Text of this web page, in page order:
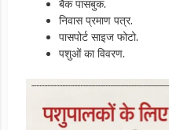
बैंक पासबुक.
निवास प्रमाण पत्र.
पासपोर्ट साइज फोटो.
पशुओं का विवरण.